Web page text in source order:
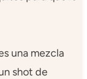
una mezcla
shot de